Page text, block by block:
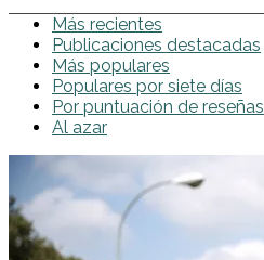
Más recientes
Publicaciones destacadas
Más populares
Populares por siete días
Por puntuación de reseñas
Al azar